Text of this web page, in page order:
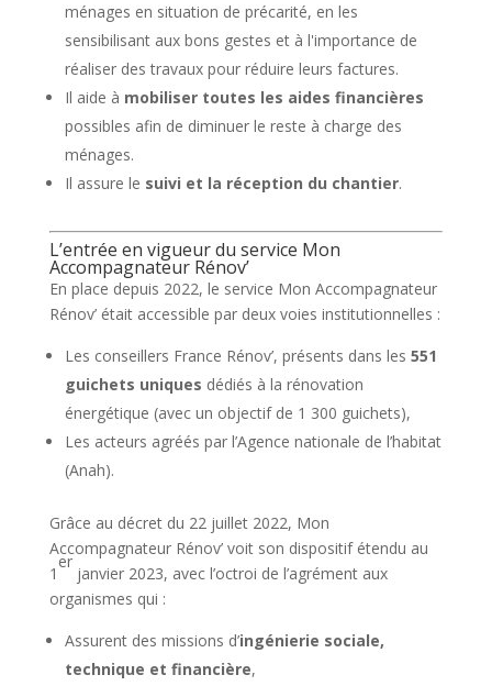
ménages en situation de précarité, en les
sensibilisant aux bons gestes et à l'importance de
réaliser des travaux pour réduire leurs factures.
Il aide à mobiliser toutes les aides financières
possibles afin de diminuer le reste à charge des
ménages.
Il assure le suivi et la réception du chantier.
L’entrée en vigueur du service Mon
Accompagnateur Rénov’
En place depuis 2022, le service Mon Accompagnateur
Rénov’ était accessible par deux voies institutionnelles :
Les conseillers France Rénov’, présents dans les 551
guichets uniques dédiés à la rénovation
énergétique (avec un objectif de 1 300 guichets),
Les acteurs agréés par l’Agence nationale de l’habitat
(Anah).
Grâce au décret du 22 juillet 2022, Mon
Accompagnateur Rénov’ voit son dispositif étendu au
1
er
janvier 2023, avec l’octroi de l’agrément aux
organismes qui :
Assurent des missions d’ingénierie sociale,
technique et financière,